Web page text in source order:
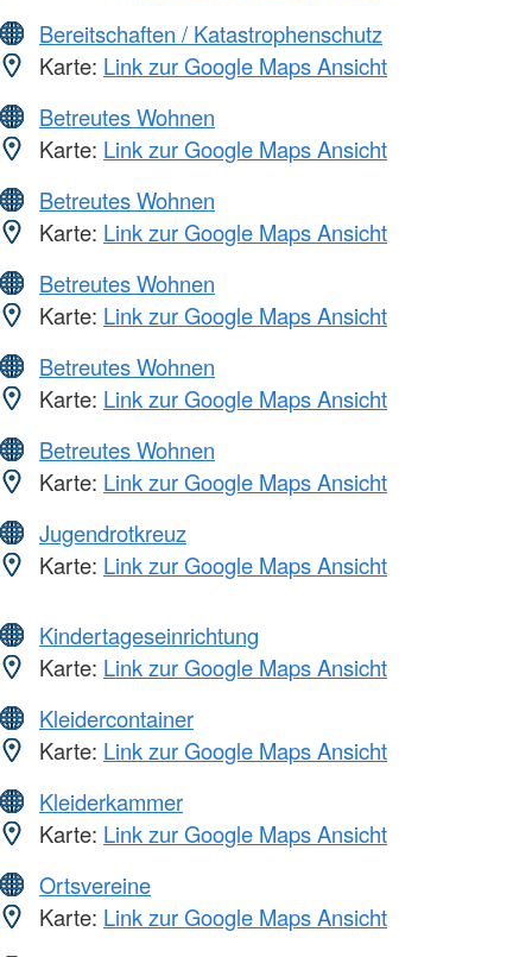
Bereitschaften / Katastrophenschutz
Karte: Link zur Google Maps Ansicht
Betreutes Wohnen
Karte: Link zur Google Maps Ansicht
Betreutes Wohnen
Karte: Link zur Google Maps Ansicht
Betreutes Wohnen
Karte: Link zur Google Maps Ansicht
Betreutes Wohnen
Karte: Link zur Google Maps Ansicht
Betreutes Wohnen
Karte: Link zur Google Maps Ansicht
Jugendrotkreuz
Karte: Link zur Google Maps Ansicht
Kindertageseinrichtung
Karte: Link zur Google Maps Ansicht
Kleidercontainer
Karte: Link zur Google Maps Ansicht
Kleiderkammer
Karte: Link zur Google Maps Ansicht
Ortsvereine
Karte: Link zur Google Maps Ansicht